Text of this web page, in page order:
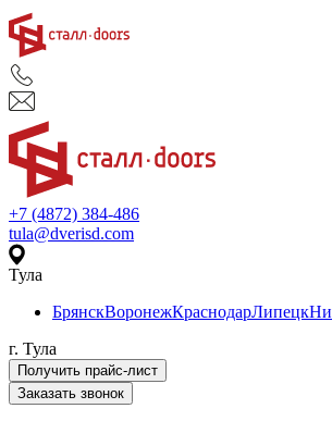
+7 (4872) 384-486
tula@dverisd.com
Тула
БрянскВоронежКраснодарЛипецк
г. Тула
Получить прайс-лист
Заказать звонок